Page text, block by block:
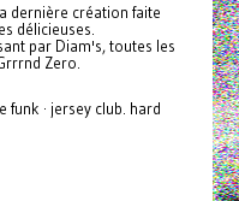
dernière création faite
délicieuses.
par Diam's, toutes les
Zero.
funk · jersey club. hard